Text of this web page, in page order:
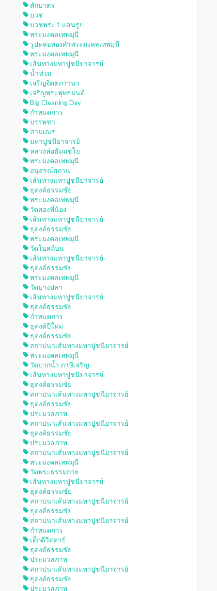
ตักบาตร
บวช
บวชพระ 1 แสนรูป
พระมงคลเทพมุนี
รูปหล่อทองคำพระมงคลเทพมุนี
พระมงคลเทพมุนี
เส้นทางมหาปูชนียาจารย์
น้ำท่วม
เจริญจิตตภาวนา
เจริญพระพุทธมนต์
Big Cleaning Day
กำหนดการ
บรรพชา
สามเณร
มหาปูชนียาจารย์
หลวงพ่อธัมมชโย
พระมงคลเทพมุนี
อนุสรณ์สถาน
เส้นทางมหาปูชนียาจารย์
ธุดงค์ธรรมชัย
พระมงคลเทพมุนี
วัดสองพี่น้อง
เส้นทางมหาปูชนียาจารย์
ธุดงค์ธรรมชัย
พระมงคลเทพมุนี
วัดโบสถ์บน
เส้นทางมหาปูชนียาจารย์
ธุดงค์ธรรมชัย
พระมงคลเทพมุนี
วัดบางปลา
เส้นทางมหาปูชนียาจารย์
ธุดงค์ธรรมชัย
กำหนดการ
ธุดงค์ปีใหม่
ธุดงค์ธรรมชัย
สถาปนาเส้นทางมหาปูชนียาจารย์
พระมงคลเทพมุนี
วัดปากน้ำ ภาษีเจริญ
เส้นทางมหาปูชนียาจารย์
ธุดงค์ธรรมชัย
สถาปนาเส้นทางมหาปูชนียาจารย์
ธุดงค์ธรรมชัย
ประมวลภาพ
สถาปนาเส้นทางมหาปูชนียาจารย์
ธุดงค์ธรรมชัย
ประมวลภาพ
สถาปนาเส้นทางมหาปูชนียาจารย์
พระมงคลเทพมุนี
วัดพระธรรมกาย
เส้นทางมหาปูชนียาจารย์
ธุดงค์ธรรมชัย
สถาปนาเส้นทางมหาปูชนียาจารย์
ธุดงค์ธรรมชัย
สถาปนาเส้นทางมหาปูชนียาจารย์
กำหนดการ
เด็กดีวีสตาร์
ธุดงค์ธรรมชัย
ประมวลภาพ
สถาปนาเส้นทางมหาปูชนียาจารย์
ธุดงค์ธรรมชัย
ประมวลภาพ